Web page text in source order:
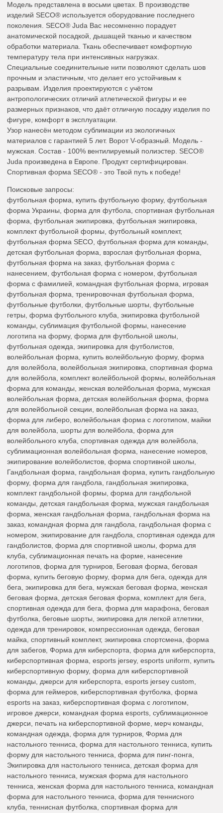
Модель представлена в восьми цветах. В производстве
изделий SECO® используется оборудование последнего
поколения. SECO® Juda Вас несомненно порадует
анатомической посадкой, дышащей тканью и качеством
обработки материала. Ткань обеспечивает комфортную
температуру тела при интенсивных нагрузках.
Специальные соединительные нити позволяют сделать шов
прочным и эластичным, что делает его устойчивым к
разрывам. Изделия проектируются с учётом
антропологических отличий атлетической фигуры и ее
размерных признаков, что даёт отличную посадку изделия по
фигуре, комфорт в эксплуатации.
Узор нанесён методом сублимации из экологичных
материалов с гарантией 5 лет. Ворот V-образный. Модель -
мужская. Состав - 100% вентилируемый полиэстер. SECO®
Juda произведена в Европе. Продукт сертифицирован.
Спортивная форма SECO® - это Твой путь к победе!
Поисковые запросы:
футбольная форма, купить футбольную форму, футбольная
форма Украины, форма для футбола, спортивная футбольная
форма, футбольная экипировка, футбольная экипировка,
комплект футбольной формы, футбольный комплект,
футбольная форма SECO, футбольная форма для команды,
детская футбольная форма, взрослая футбольная форма,
футбольная форма на заказ, футбольная форма с
нанесением, футбольная форма с номером, футбольная
форма с фамилией, командная футбольная форма, игровая
футбольная форма, тренировочная футбольная форма,
футбольные футболки, футбольные шорты, футбольные
гетры, форма футбольного клуба, экипировка футбольной
команды, сублимация футбольной формы, нанесение
логотипа на форму, форма для футбольной школы,
футбольная одежда, экипировка для футболистов,
волейбольная форма, купить волейбольную форму, форма
для волейбола, волейбольная экипировка, спортивная форма
для волейбола, комплект волейбольной формы, волейбольная
форма для команды, женская волейбольная форма, мужская
волейбольная форма, детская волейбольная форма, форма
для волейбольной секции, волейбольная форма на заказ,
форма для либеро, волейбольная форма с логотипом, майки
для волейбола, шорты для волейбола, форма для
волейбольного клуба, спортивная одежда для волейбола,
сублимационная волейбольная форма, нанесение номеров,
экипирование волейболистов, форма спортивной школы,
Гандбольная форма, гандбольная форма, купить гандбольную
форму, форма для гандбола, гандбольная экипировка,
комплект гандбольной формы, форма для гандбольной
команды, детская гандбольная форма, мужская гандбольная
форма, женская гандбольная форма, гандбольная форма на
заказ, командная форма для гандбола, гандбольная форма с
номером, экипирование для гандбола, спортивная одежда для
гандболистов, форма для спортивной школы, форма для
клуба, сублимационная печать на форме, нанесение
логотипов, форма для турниров, Беговая форма, беговая
форма, купить беговую форму, форма для бега, одежда для
бега, экипировка для бега, мужская беговая форма, женская
беговая форма, детская беговая форма, комплект для бега,
спортивная одежда для бега, форма для марафона, беговая
футболка, беговые шорты, экипировка для легкой атлетики,
одежда для тренировок, компрессионная одежда, беговая
майка, спортивный комплект, экипировка спортсмена, форма
для забегов, Форма для киберспорта, форма для киберспорта,
киберспортивная форма, esports jersey, esports uniform, купить
киберспортивную форму, форма для киберспортивной
команды, джерси для киберспорта, esports jersey custom,
форма для геймеров, киберспортивная футболка, форма
esports на заказ, киберспортивная форма с логотипом,
игровое джерси, командная форма esports, сублимационное
джерси, печать на киберспортивной форме, мерч команды,
командная одежда, форма для турниров, Форма для
настольного тенниса, форма для настольного тенниса, купить
форму для настольного тенниса, форма для пинг-понга,
Экипировка для настольного тенниса, детская форма для
настольного тенниса, мужская форма для настольного
тенниса, женская форма для настольного тенниса, командная
форма для настольного тенниса, форма для теннисного
клуба, теннисная футболка, спортивная форма для